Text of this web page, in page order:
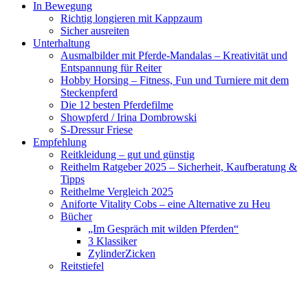
In Bewegung
Richtig longieren mit Kappzaum
Sicher ausreiten
Unterhaltung
Ausmalbilder mit Pferde-Mandalas – Kreativität und
Entspannung für Reiter
Hobby Horsing – Fitness, Fun und Turniere mit dem
Steckenpferd
Die 12 besten Pferdefilme
Showpferd / Irina Dombrowski
S-Dressur Friese
Empfehlung
Reitkleidung – gut und günstig
Reithelm Ratgeber 2025 – Sicherheit, Kaufberatung &
Tipps
Reithelme Vergleich 2025
Aniforte Vitality Cobs – eine Alternative zu Heu
Bücher
„Im Gespräch mit wilden Pferden“
3 Klassiker
ZylinderZicken
Reitstiefel